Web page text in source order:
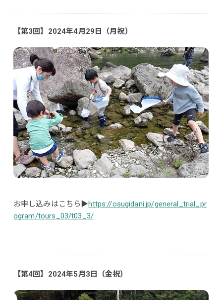
【第3回】2024年4月29日（月祝）
お申し込みはこちら▶https://osugidani.jp/general_trial_pr
ogram/tours_03/t03_3/
【第4回】2024年5月3日（金祝）